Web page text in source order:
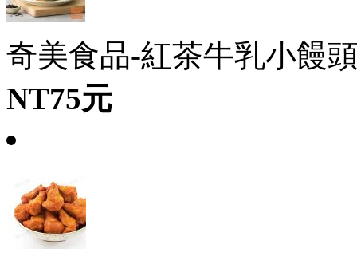
奇美食品-紅茶牛乳小饅
NT75元